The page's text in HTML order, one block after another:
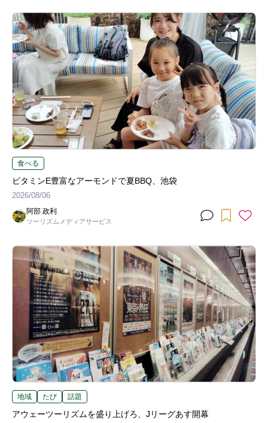
食べる
ビタミンE豊富なアーモンドで夏BBQ、池袋
2026/08/06
阿部 政利
ツーリズムメディアサービス
地域 たび 話題
アウェーツーリズムを盛り上げろ、Jリーグあす開幕